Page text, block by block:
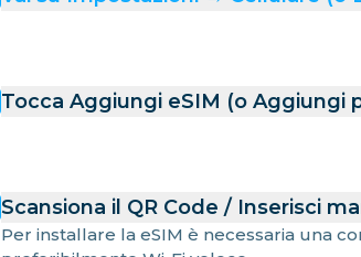
Tocca Aggiungi eSIM (o Aggiungi
Scansiona il QR Code / Inserisci
Per installare la eSIM è necessaria una